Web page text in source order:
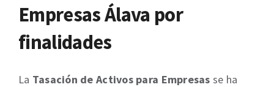
Empresas Álava por
finalidades
La Tasación de Activos para Empresas se ha